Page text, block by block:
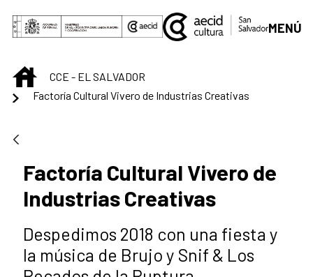
Saut au contenu principal
MENÚ
INICIOCCE - EL SALVADOR
Factoría Cultural Vivero de Industrias Creativas
Factoría Cultural Vivero de
Industrias Creativas
Despedimos 2018 con una fiesta y
la música de Brujo y Snif & Los